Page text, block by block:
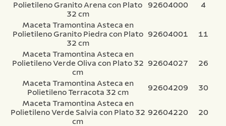
Polietileno Granito Arena con Plato
32 cm
92604000 4
Maceta Tramontina Asteca en
Polietileno Granito Piedra con Plato
32 cm
92604001 11
Maceta Tramontina Asteca en
Polietileno Verde Oliva con Plato 32
cm
92604027 26
Maceta Tramontina Asteca en
Polietileno Terracota 32 cm
92604209
30
Maceta Tramontina Asteca en
Polietileno Verde Salvia con Plato 32
cm
92604220 20